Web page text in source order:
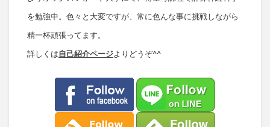
を勉強中。色々と大変ですが、常に色んな事に挑戦しながら
精一杯頑張ってます。
詳しくは自己紹介ページよりどうぞ^^